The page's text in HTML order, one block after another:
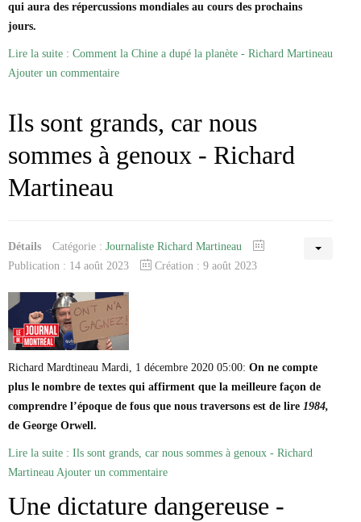
qui aura des répercussions mondiales au cours des prochains
jours.
Lire la suite : Comment la Chine a dupé la planète - Richard Martineau
Ajouter un commentaire
Ils sont grands, car nous
sommes à genoux - Richard
Martineau
Détails Catégorie : Journaliste Richard Martineau
Publication : 14 août 2023
Création : 9 août 2023
Richard Mardtineau Mardi, 1 décembre 2020 05:00: On ne compte
plus le nombre de textes qui affirment que la meilleure façon de
comprendre l’époque de fous que nous traversons est de lire 1984,
de George Orwell.
Lire la suite : Ils sont grands, car nous sommes à genoux - Richard
Martineau Ajouter un commentaire
Une dictature dangereuse -